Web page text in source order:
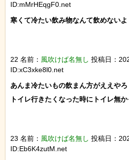
ID:mMrHEqgF0.net
寒くて冷たい飲み物なんて飲めないよ
22 名前： 風吹けば名無し 投稿日：
ID:xC3xke8l0.net
あんま冷たいもの飲まん方がええやろ
トイレ行きたくなった時にトイレ無
23 名前： 風吹けば名無し 投稿日：
ID:Eb6K4zutM.net